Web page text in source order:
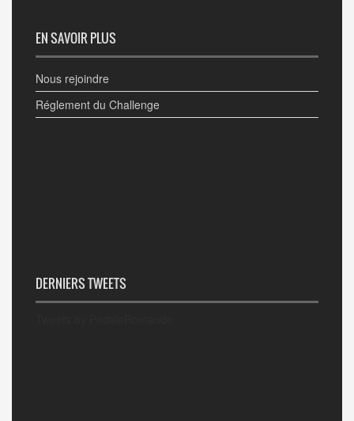
EN SAVOIR PLUS
Nous rejoindre
Réglement du Challenge
DERNIERS TWEETS